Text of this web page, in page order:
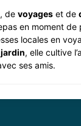
, de voyageset de
en moment de
locales en
jardin, elle cultive
ses amis.